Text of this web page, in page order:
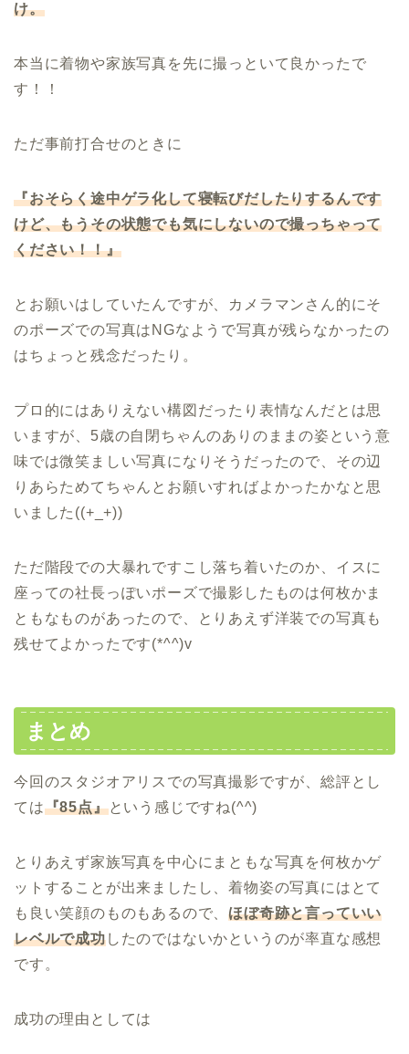
け。
本当に着物や家族写真を先に撮っといて良かったで
す！！
ただ事前打合せのときに
『おそらく途中ゲラ化して寝転びだしたりするんです
けど、もうその状態でも気にしないので撮っちゃって
ください！！』
とお願いはしていたんですが、カメラマンさん的にそ
のポーズでの写真はNGなようで写真が残らなかったの
はちょっと残念だったり。
プロ的にはありえない構図だったり表情なんだとは思
いますが、5歳の自閉ちゃんのありのままの姿という意
味では微笑ましい写真になりそうだったので、その辺
りあらためてちゃんとお願いすればよかったかなと思
いました((+_+))
ただ階段での大暴れですこし落ち着いたのか、イスに
座っての社長っぽいポーズで撮影したものは何枚かま
ともなものがあったので、とりあえず洋装での写真も
残せてよかったです(*^^)v
まとめ
今回のスタジオアリスでの写真撮影ですが、総評とし
ては『85点』という感じですね(^^)
とりあえず家族写真を中心にまともな写真を何枚かゲ
ットすることが出来ましたし、着物姿の写真にはとて
も良い笑顔のものもあるので、ほぼ奇跡と言っていい
レベルで成功したのではないかというのが率直な感想
です。
成功の理由としては